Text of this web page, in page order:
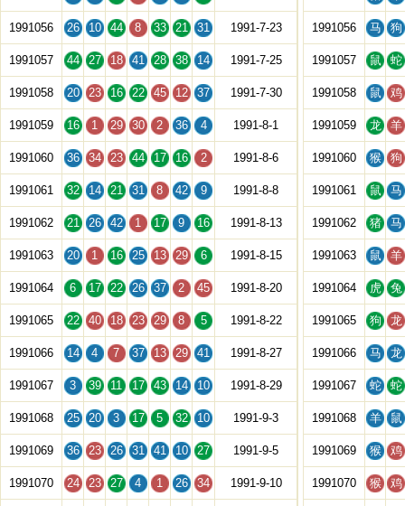
1991056 26 10 44 8 33 21 31 1991-7-23
1991057 44 27 18 41 28 38 14 1991-7-25
1991058 20 23 16 22 45 12 37 1991-7-30
1991059 16 1 29 30 2 36 4 1991-8-1
1991060 36 34 23 44 17 16 2 1991-8-6
1991061 32 14 21 31 8 42 9 1991-8-8
1991062 21 26 42 1 17 9 16 1991-8-13
1991063 20 1 16 25 13 29 6 1991-8-15
1991064 6 17 22 26 37 2 45 1991-8-20
1991065 22 40 18 23 29 8 5 1991-8-22
1991066 14 4 7 37 13 29 41 1991-8-27
1991067 3 39 11 17 43 14 10 1991-8-29
1991068 25 20 3 17 5 32 10 1991-9-3
1991069 36 23 26 31 41 10 27 1991-9-5
1991070 24 23 27 4 1 26 34 1991-9-10
1991056 马 狗
1991057 鼠 蛇
1991058 鼠 鸡
1991059 龙 羊
1991060 猴 狗
1991061 鼠 马
1991062 猪 马
1991063 鼠 羊
1991064 虎 兔
1991065 狗 龙
1991066 马 龙
1991067 蛇 蛇
1991068 羊 鼠
1991069 猴 鸡
1991070 猴 鸡